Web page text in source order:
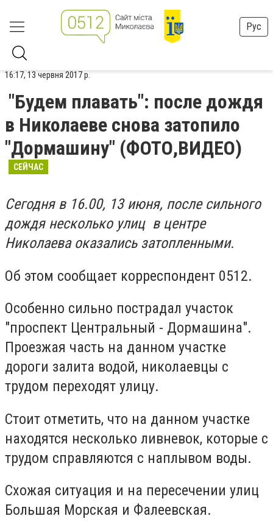
Рус
16:17, 13 червня 2017 р.
"Будем плавать": после дождя
в Николаеве снова затопило
"Дормашину" (ФОТО,ВИДЕО)
СЕЙЧАС
Сегодня в 16.00, 13 июня, после сильного
дождя несколько улиц в центре
Николаева оказались затопленными.
Об этом сообщает корреспондент 0512.
Особенно сильно пострадал участок
"проспект Центральный - Дормашина".
Проезжая часть на данном участке
дороги залита водой, николаевцы с
трудом переходят улицу.
Стоит отметить, что на данном участке
находятся несколько ливневок, которые с
трудом справляются с наплывом воды.
Схожая ситуация и на пересечении улиц
Большая Морская и Фалеевская.